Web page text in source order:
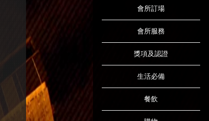
會所訂場
會所服務
獎項及認證
生活必備
餐飲